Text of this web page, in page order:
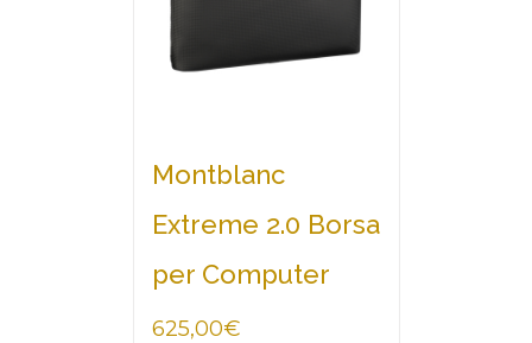
Montblanc
Extreme 2.0 Borsa
per Computer
625,00€